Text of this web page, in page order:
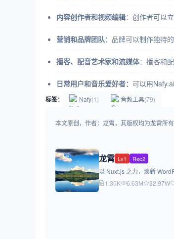
内容创作者和视频编辑：创作者可以
营销和品牌团队：品牌可以制作独特
播客、配音艺术家和流媒体：播客和
日常用户和音乐爱好者： 可以用
标签： Nafy(1) 音频工具(79)
本文原创，作者：龙霄，其版权均为龙霄所
龙霄 Lv1 Rec2
以 Nuxt.js 之力，焕新
1.30K
6.63M 32.97W